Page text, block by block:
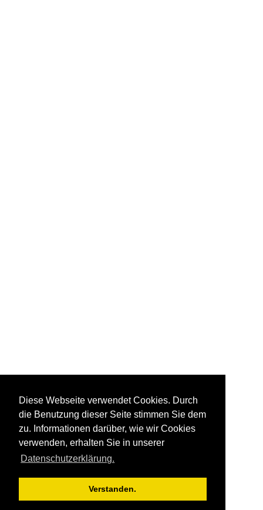
Diese Webseite verwendet Cookies. Durch
die Benutzung dieser Seite stimmen Sie dem
zu. Informationen darüber, wie wir Cookies
verwenden, erhalten Sie in unserer
Datenschutzerklärung.
Verstanden.